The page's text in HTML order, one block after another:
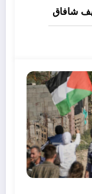
شافاق